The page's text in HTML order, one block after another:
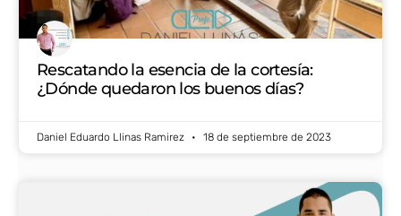
Rescatando la esencia de la cortesía:
¿Dónde quedaron los buenos días?
Daniel Eduardo Llinas Ramirez 18 de septiembre de 2023